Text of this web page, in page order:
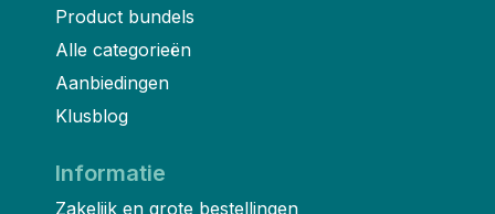
Product bundels
Alle categorieën
Aanbiedingen
Klusblog
Informatie
Zakelijk en grote bestellingen